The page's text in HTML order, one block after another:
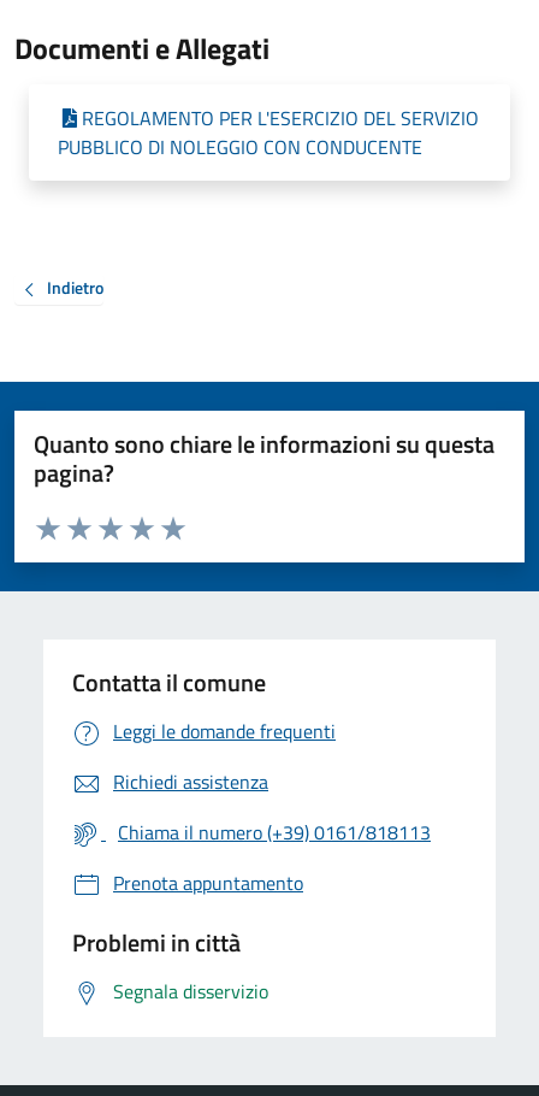
Documenti e Allegati
REGOLAMENTO PER L'ESERCIZIO DEL SERVIZIO
PUBBLICO DI NOLEGGIO CON CONDUCENTE
Indietro
Quanto sono chiare le informazioni su questa
pagina?
Valuta da 1 a 5 stelle la pagina
Valuta 5 stelle su 5
Valuta 4 stelle su 5
Valuta 3 stelle su 5
Valuta 2 stelle su 5
Valuta 1 stelle su 5
Contatta il comune
Leggi le domande frequenti
Richiedi assistenza
Chiama il numero (+39) 0161/818113
Prenota appuntamento
Problemi in città
Segnala disservizio